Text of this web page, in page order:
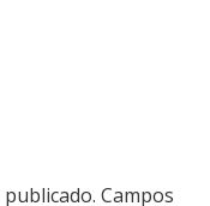
Campos